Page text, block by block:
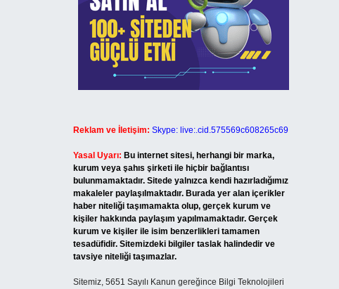
Reklam ve İletişim: Skype: live:.cid.575569c608265c69
Yasal Uyarı: Bu internet sitesi, herhangi bir marka,
kurum veya şahıs şirketi ile hiçbir bağlantısı
bulunmamaktadır. Sitede yalnızca kendi hazırladığımız
makaleler paylaşılmaktadır. Burada yer alan içerikler
haber niteliği taşımamakta olup, gerçek kurum ve
kişiler hakkında paylaşım yapılmamaktadır. Gerçek
kurum ve kişiler ile isim benzerlikleri tamamen
tesadüfidir. Sitemizdeki bilgiler taslak halindedir ve
tavsiye niteliği taşımazlar.
Sitemiz, 5651 Sayılı Kanun gereğince Bilgi Teknolojileri